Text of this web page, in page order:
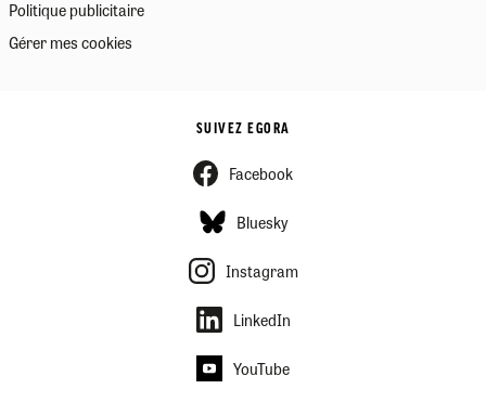
Politique publicitaire
Gérer mes cookies
SUIVEZ EGORA
Facebook
Bluesky
Instagram
LinkedIn
YouTube